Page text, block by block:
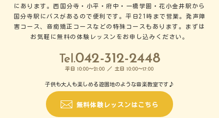
にあります。西国分寺・小平・府中・一橋学園・花小金井駅から
国分寺駅にバスがあるので便利です。平日21時まで営業。発声障
害コース、音痴矯正コースなどの特殊コースもあります。まずは
お気軽に無料の体験レッスンをお申し込みください。
Tel.042-312-2448
平日10:00～21:00 ／ 土日10:00～17:00
子供も大人も楽しめる遊園地のような音楽教室です♪
無料体験レッスンはこちら